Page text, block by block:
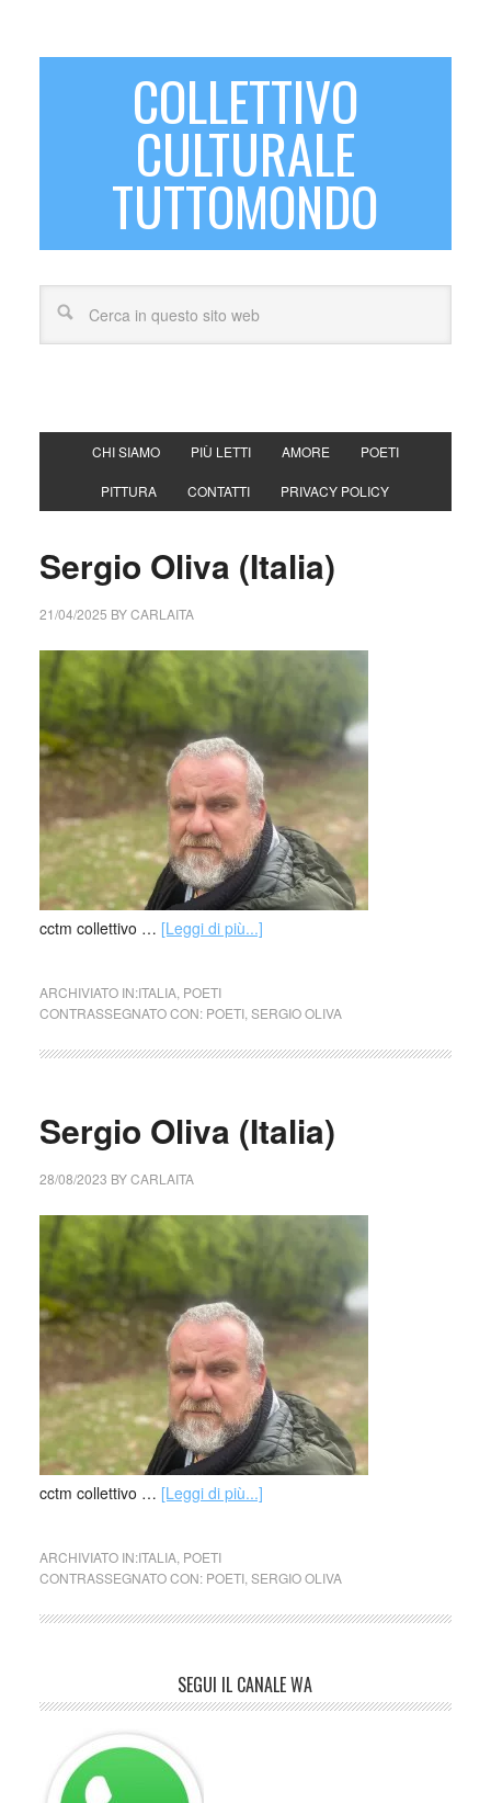
COLLETTIVO
CULTURALE
TUTTOMONDO
CHI SIAMO PIÙ LETTI AMORE POETI
PITTURA CONTATTI PRIVACY POLICY
Sergio Oliva (Italia)
21/04/2025 BYCARLAITA
cctm collettivo … [Leggi di più...]
ARCHIVIATO IN:ITALIA, POETI
CONTRASSEGNATO CON: POETI, SERGIO OLIVA
Sergio Oliva (Italia)
28/08/2023 BYCARLAITA
cctm collettivo … [Leggi di più...]
ARCHIVIATO IN:ITALIA, POETI
CONTRASSEGNATO CON: POETI, SERGIO OLIVA
SEGUI IL CANALE WA